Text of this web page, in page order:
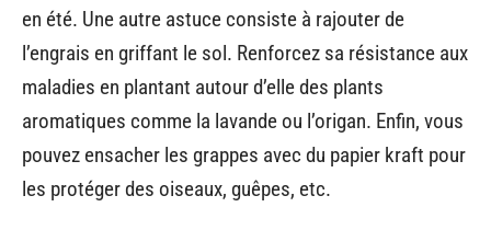
en été. Une autre astuce consiste à rajouter de
l’engrais en griffant le sol. Renforcez sa résistance aux
maladies en plantant autour d’elle des plants
aromatiques comme la lavande ou l’origan. Enfin, vous
pouvez ensacher les grappes avec du papier kraft pour
les protéger des oiseaux, guêpes, etc.